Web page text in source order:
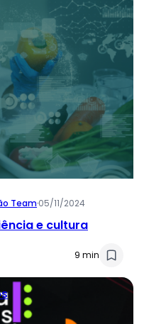
Team·05/11/2024
e cultura
9 min